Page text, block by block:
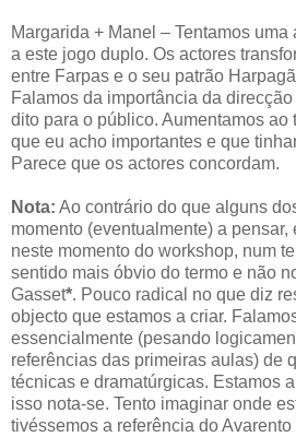
Margarida + Manel – Tentamos
a este jogo duplo. Os actores
entre Farpas e o seu patrão
Falamos da importância da
dito para o público. Aumentamos ao
que eu acho importantes e que
Parece que os actores concordam.
Nota: Ao contrário do que alguns
momento (eventualmente) a pensar,
neste momento do workshop, num
sentido mais óbvio do termo e não
Gasset*. Pouco radical no que diz
objecto que estamos a criar.
essencialmente (pesando
referências das primeiras aulas) de
técnicas e dramatúrgicas. Estamos
isso nota-se. Tento imaginar onde
tivéssemos a referência do